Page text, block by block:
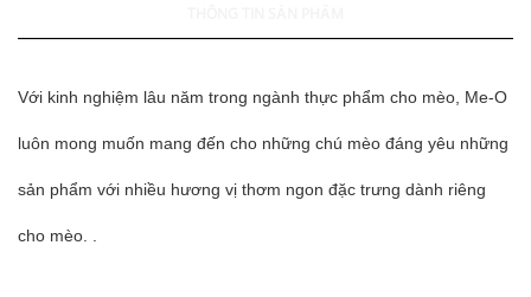
Với kinh nghiệm lâu năm trong ngành thực phẩm cho mèo, Me-O
luôn mong muốn mang đến cho những chú mèo đáng yêu những
sản phẩm với nhiều hương vị thơm ngon đặc trưng dành riêng
cho mèo. .